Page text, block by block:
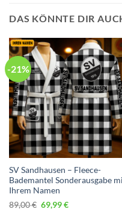
DAS KÖNNTE DIR
-21%
SV Sandhausen – Fleece-
Bademantel Sonderausgabe
Ihrem Namen
89,00€ Ursprünglicher
69,99€Aktueller